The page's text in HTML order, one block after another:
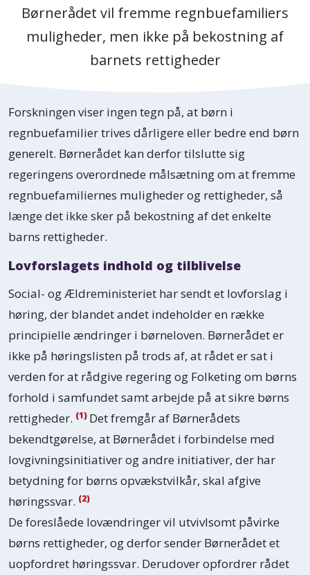
Børnerådet vil fremme regnbuefamiliers
muligheder, men ikke på bekostning af
barnets rettigheder
Forskningen viser ingen tegn på, at børn i
regnbuefamilier trives dårligere eller bedre end børn
generelt. Børnerådet kan derfor tilslutte sig
regeringens overordnede målsætning om at fremme
regnbuefamiliernes muligheder og rettigheder, så
længe det ikke sker på bekostning af det enkelte
barns rettigheder.
Lovforslagets indhold og tilblivelse
Social- og Ældreministeriet har sendt et lovforslag i
høring, der blandet andet indeholder en række
principielle ændringer i børneloven. Børnerådet er
ikke på høringslisten på trods af, at rådet er sat i
verden for at rådgive regering og Folketing om børns
forhold i samfundet samt arbejde på at sikre børns
rettigheder. (1) Det fremgår af Børnerådets
bekendtgørelse, at Børnerådet i forbindelse med
lovgivningsinitiativer og andre initiativer, der har
betydning for børns opvækstvilkår, skal afgive
høringssvar. (2)
De foreslåede lovændringer vil utvivlsomt påvirke
børns rettigheder, og derfor sender Børnerådet et
uopfordret høringssvar. Derudover opfordrer rådet